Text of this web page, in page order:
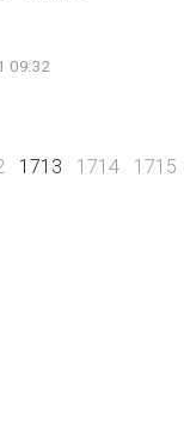
09:32
1713 (current)
1714 1715